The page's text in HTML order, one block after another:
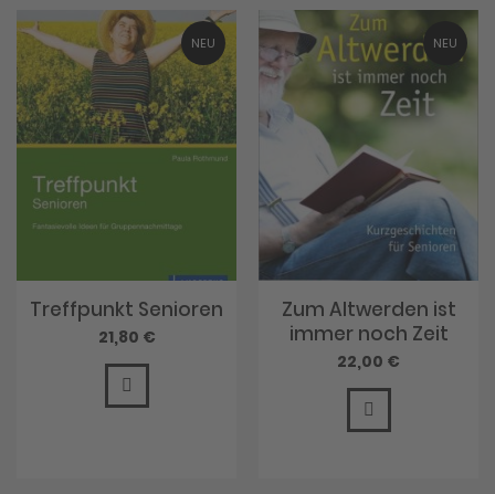
NEU
Treffpunkt Senioren
21,80 €
NEU
Zum Altwerden ist
immer noch Zeit
22,00 €